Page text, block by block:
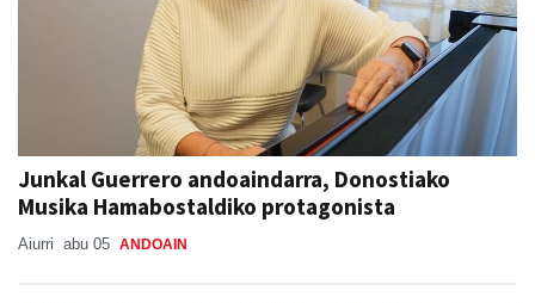
Junkal Guerrero andoaindarra, Donostiako
Musika Hamabostaldiko protagonista
Aiurri abu 05 ANDOAIN